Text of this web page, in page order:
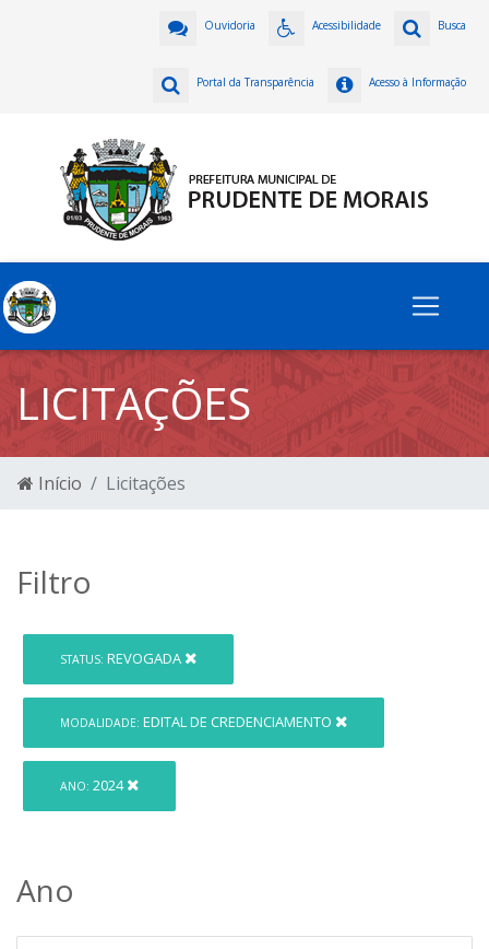
Busca
Acessibilidade
Ouvidoria
Acesso à Informação
Portal da Transparência
LICITAÇÕES
Início Licitações
Filtro
STATUS: REVOGADA
MODALIDADE: EDITAL DE CREDENCIAMENTO
ANO: 2024
Ano